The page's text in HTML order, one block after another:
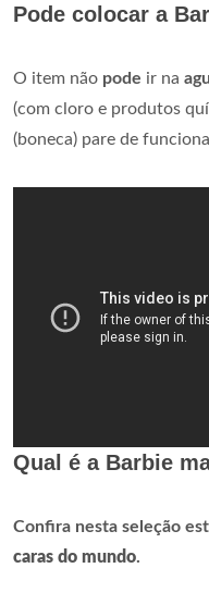
Pode colocar a
O item não pode ir na
(com cloro e produtos
(boneca) pare de
Qual é a Barbie
Confira nesta seleção
caras do mundo.